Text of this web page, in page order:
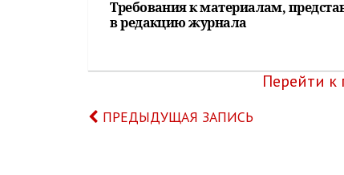
Требования к материалам,
в редакцию журнала
Перейти к
ПРЕДЫДУЩАЯ ЗАПИСЬ